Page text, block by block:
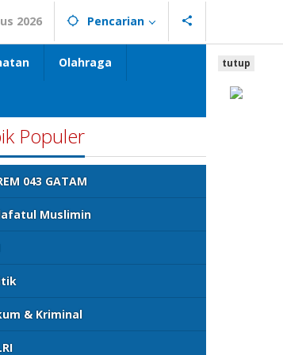
2026 Pencarian
Olahraga tutup
Populer
043 GATAM
Muslimin
& Kriminal